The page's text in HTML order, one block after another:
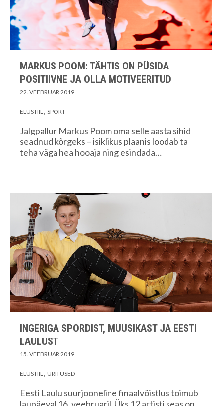
MARKUS POOM: TÄHTIS ON PÜSIDA
POSITIIVNE JA OLLA MOTIVEERITUD
22. VEEBRUAR 2019
ELUSTIIL SPORT
Jalgpallur Markus Poom oma selle aasta sihid
seadnud kõrgeks – isiklikus plaanis loodab ta
teha väga hea hooaja ning esindada…
INGERIGA SPORDIST, MUUSIKAST JA EESTI
LAULUST
15. VEEBRUAR 2019
ELUSTIIL ÜRITUSED
Eesti Laulu suurjooneline finaalvõistlus toimub
laupäeval 16. veebruaril. Üks 12 artisti seas on